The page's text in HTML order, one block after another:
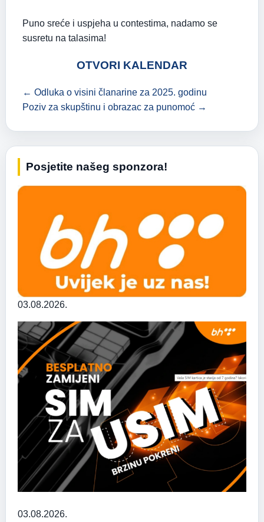
Puno sreće i uspjeha u contestima, nadamo se
susretu na talasima!
OTVORI KALENDAR
← Odluka o visini članarine za 2025. godinu
Poziv za skupštinu i obrazac za punomoć →
Posjetite našeg sponzora!
03.08.2026.
03.08.2026.